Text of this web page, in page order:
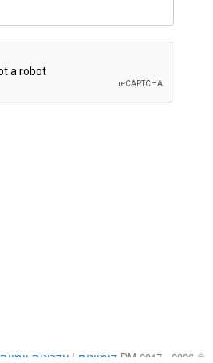
© DM 2017 - 2026 דומיינים | עדכונים יומיים